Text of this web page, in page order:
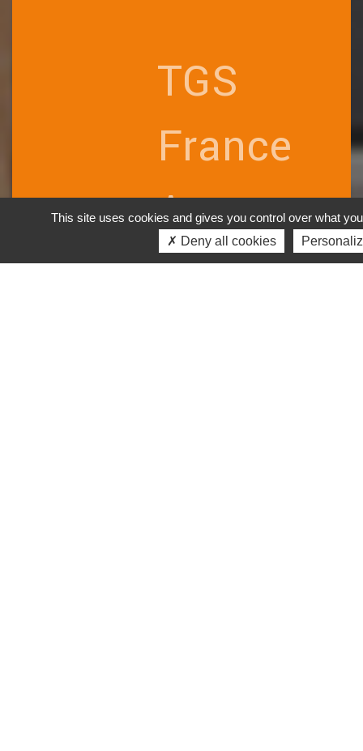
TGS
France
Avocats
est
This site uses cookies and gives you control over what
✗ Deny all cookies